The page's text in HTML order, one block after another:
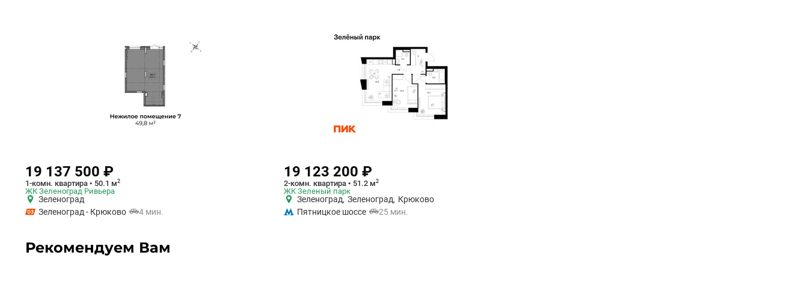
19 137 500 ₽
1-комн. квартира • 50.1 м2
ЖК Зеленоград Ривьера
Зеленоград
Зеленоград - Крюково
4 мин.
19 123 200 ₽
2-комн. квартира • 51.2 м2
ЖК Зеленый парк
Зеленоград, Зеленоград, Крюково
Пятницкое шоссе
25 мин.
Рекомендуем Вам